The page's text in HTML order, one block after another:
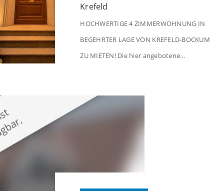
Krefeld
HOCHWERTIGE 4 ZIMMERWOHNUNG IN
BEGEHRTER LAGE VON KREFELD-BOCKUM
ZU MIETEN! Die hier angebotene
in begehrter Wohnlage von Krefeld-Bockum.